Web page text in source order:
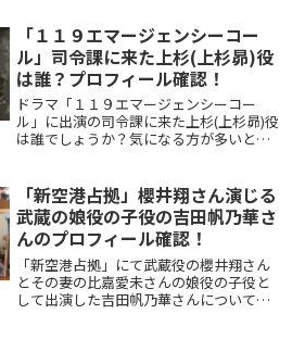
= window.adsbygoogle...
「１１９エマージェンシーコー
ル」司令課に来た上杉(上杉昴)役
は誰？プロフィール確認！
ドラマ「１１９エマージェンシーコー
ル」に出演の司令課に来た上杉(上杉昴)役
は誰でしょうか？気になる方が多いと思
「新空港占拠」櫻井翔さん演じる
武蔵の娘役の子役の吉田帆乃華さ
んのプロフィール確認！
「新空港占拠」にて武蔵役の櫻井翔さん
とその妻の比嘉愛未さんの娘役の子役と
して出演した吉田帆乃華さんについて、